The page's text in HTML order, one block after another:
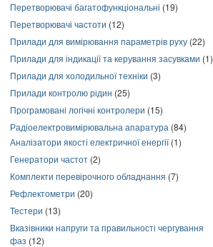
Перетворювачі багатофункціональні (19)
Перетворювачі частоти (12)
Прилади для вимірювання параметрів руху (22)
Прилади для індикації та керування засувками (1)
Прилади для холодильної техніки (3)
Прилади контролю рідин (25)
Програмовані логічні контролери (15)
Радіоелектровимірювальна апаратура (84)
Аналізатори якості електричної енергії(1)
Генератори частот (2)
Комплекти перевірочного обладнання (7)
Рефлектометри (20)
Тестери (13)
Вказівники напруги та правильності чергування
фаз (12)